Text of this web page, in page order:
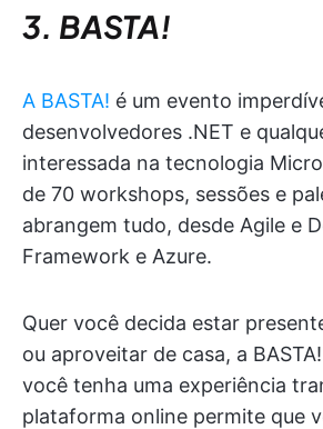
3. BASTA!
A BASTA! é um evento
desenvolvedores .NET e
interessada na tecnologia
de 70 workshops, sessões e
abrangem tudo, desde Agile e
Framework e Azure.
Quer você decida estar
ou aproveitar de casa, a
você tenha uma experiência
plataforma online permite que